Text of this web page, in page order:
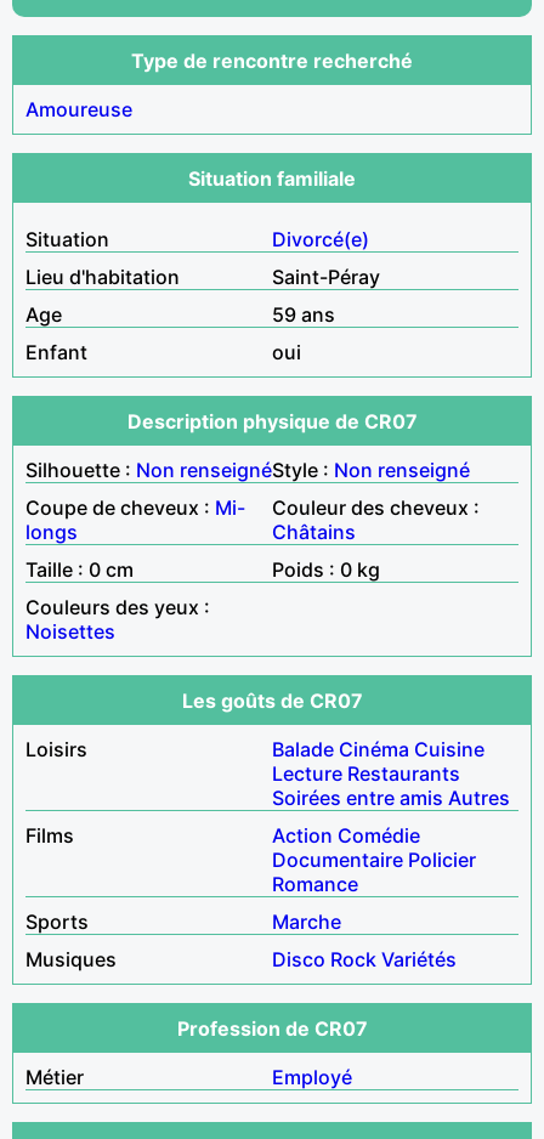
Type de rencontre recherché
Amoureuse
Situation familiale
Situation
Divorcé(e)
Lieu d'habitation
Saint-Péray
Age
59 ans
Enfant
oui
Description physique de CR07
Silhouette : Non renseignéStyle : Non renseigné
Coupe de cheveux : Mi-
longs
Couleur des cheveux :
Châtains
Taille : 0 cm
Poids : 0 kg
Couleurs des yeux :
Noisettes
Les goûts de CR07
Loisirs
Balade Cinéma Cuisine
Lecture Restaurants
Soirées entre amis Autres
Films
Action Comédie
Documentaire Policier
Romance
Sports
Marche
Musiques
Disco Rock Variétés
Profession de CR07
Métier
Employé